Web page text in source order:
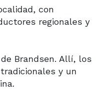
con
regionales y
Brandsen. Allí, los
y un